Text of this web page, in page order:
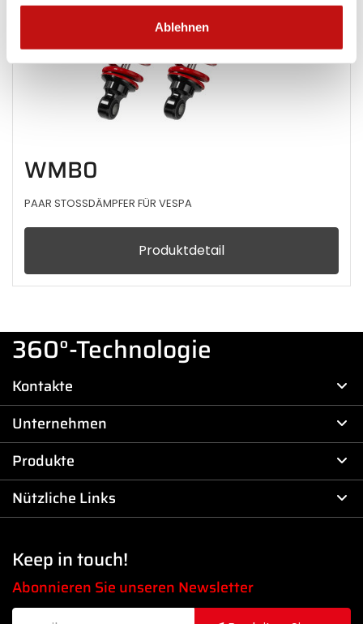
Ablehnen
WMB0
PAAR STOSSDÄMPFER FÜR VESPA
Produktdetail
360°-Technologie
Kontakte
Unternehmen
Produkte
Nützliche Links
Keep in touch!
Abonnieren Sie unseren Newsletter